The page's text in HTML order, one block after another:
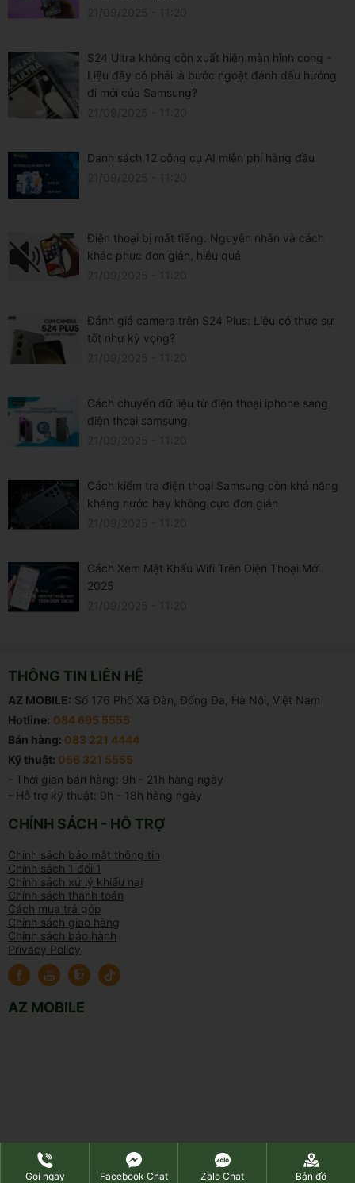
S24 Ultra không còn xuất hiện màn hình cong -
Liệu đây có phải là bước ngoặt đánh dấu hướng
đi mới của Samsung?
Danh sách 12 công cụ AI miễn phí hàng đầu
Điện thoại bị mất tiếng: Nguyên nhân và cách
khắc phục đơn giản, hiệu quả
Đánh giá camera trên S24 Plus: Liệu có thực sự
tốt như kỳ vọng?
Cách chuyển dữ liệu từ điện thoại iphone sang
điện thoại samsung
Cách kiểm tra điện thoại Samsung còn khả năng
kháng nước hay không cực đơn giản
Cách Xem Mật Khẩu Wifi Trên Điện Thoại Mới
2025
THÔNG TIN LIÊN HỆ
AZ MOBILE: Số 176 Phố Xã Đàn, Đống Đa, Hà Nội, Việt Nam
Hotline: 084 695 5555
Bán hàng: 083 221 4444
Kỹ thuật: 056 321 5555
- Thời gian bán hàng: 9h - 21h hàng ngày
- Hỗ trợ kỹ thuật: 9h - 18h hàng ngày
CHÍNH SÁCH - HỖ TRỢ
Chính sách bảo mật thông tin
Chính sách 1 đổi 1
Chính sách xử lý khiếu nại
Chính sách thanh toán
Cách mua trả góp
Chính sách giao hàng
Chính sách bảo hành
Privacy Policy
AZ MOBILE
Gọi ngay Facebook Chat Zalo Chat Bản đồ